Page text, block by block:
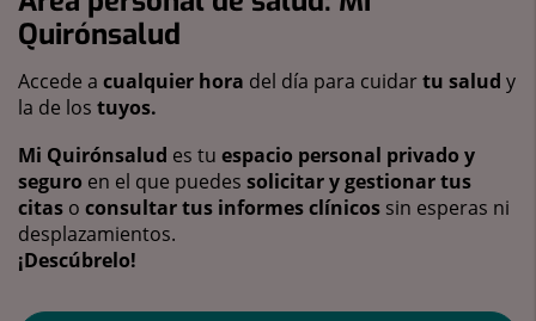
Quirónsalud
Accede a cualquier hora del día para cuidartu salud y
la de los tuyos.
Mi Quirónsalud es tu espacio personal privado y
seguro en el que puedes solicitar y gestionar tus
citas o consultar tus informes clínicos sin esperas ni
desplazamientos.
¡Descúbrelo!